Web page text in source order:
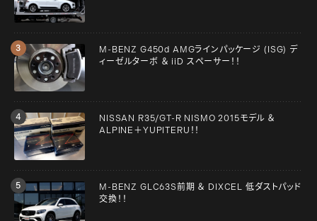
M-BENZ G450d AMGラインパッケージ (ISG) デ
ィーゼルターボ ＆ iiD スペーサー！！
NISSAN R35/GT-R NISMO 2015モデル ＆
ALPINE＋YUPITERU！！
M-BENZ GLC63S前期 ＆ DIXCEL 低ダストパッド
交換！！